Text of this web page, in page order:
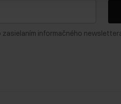
informačného